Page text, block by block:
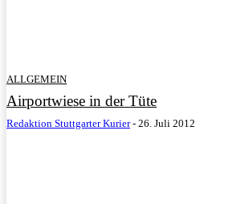
ALLGEMEIN
Airportwiese in der Tüte
Redaktion Stuttgarter Kurier - 26. Juli 2012